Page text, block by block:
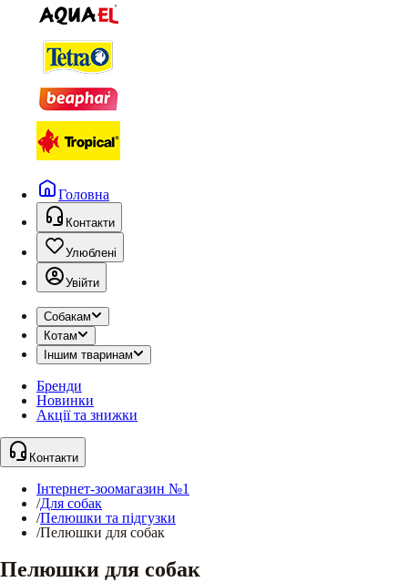
Головна
Контакти
Улюблені
Увійти
Собакам
Котам
Іншим тваринам
Бренди
Новинки
Акції та знижки
Контакти
Інтернет-зоомагазин №1
/Для собак
/Пелюшки та підгузки
/Пелюшки для собак
Пелюшки для собак